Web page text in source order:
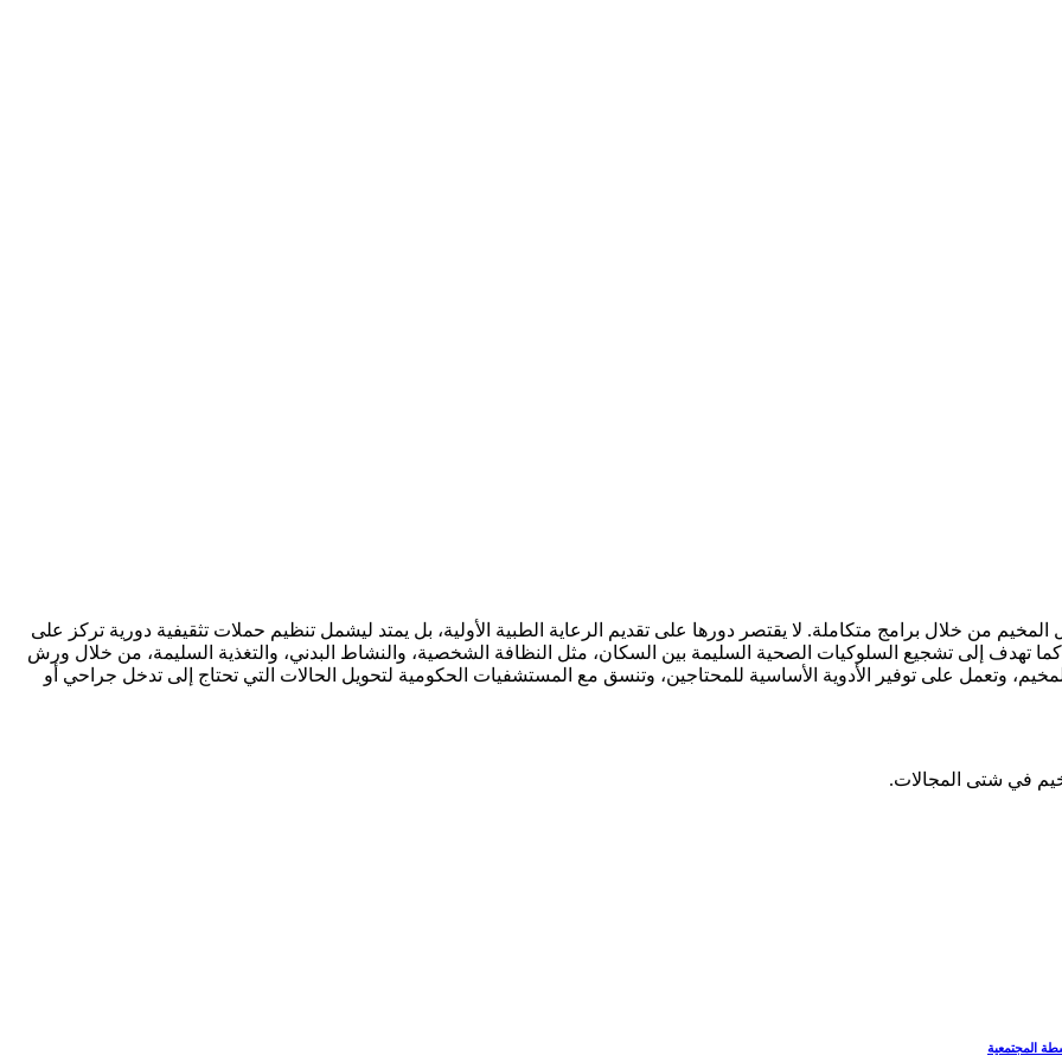
من خلال برامج متكاملة. لا يقتصر دورها على تقديم الرعاية الطبية الأولية، بل يمتد ليشمل تنظيم حملات تثقيفية دورية تركز على
تهدف إلى تشجيع السلوكيات الصحية السليمة بين السكان، مثل النظافة الشخصية، والنشاط البدني، والتغذية السليمة، من خلال ورش
وتعمل على توفير الأدوية الأساسية للمحتاجين، وتنسق مع المستشفيات الحكومية لتحويل الحالات التي تحتاج إلى تدخل جراحي أو
في شتى المجالات.
المجتمعية